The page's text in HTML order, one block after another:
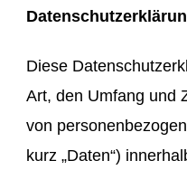
Diese
Art, den Umfang und
von
kurz „Daten“)